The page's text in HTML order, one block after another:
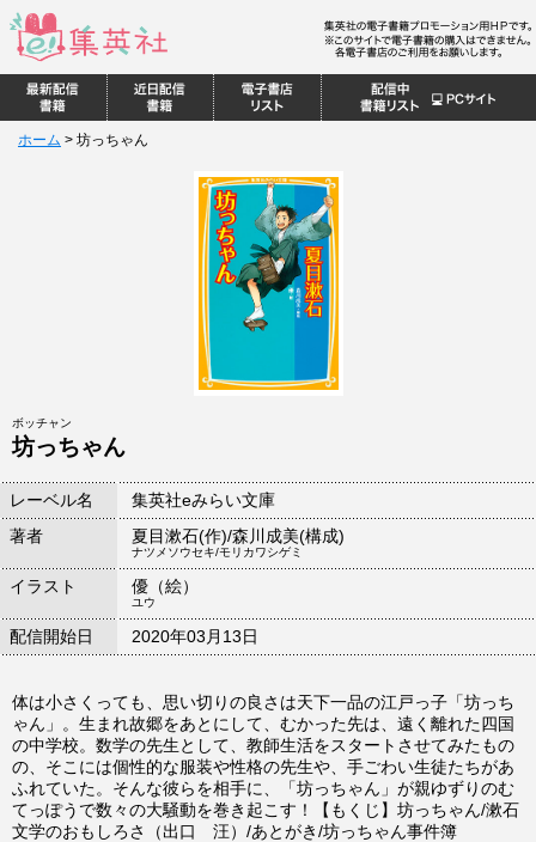
ホーム > 坊っちゃん
ボッチャン
坊っちゃん
レーベル名
集英社eみらい文庫
著者
夏目漱石(作)/森川成美(構成)
ナツメソウセキ/モリカワシゲミ
イラスト 優（絵）
ユウ
配信開始日 2020年03月13日
体は小さくっても、思い切りの良さは天下一品の江戸っ子「坊っち
ゃん」。生まれ故郷をあとにして、むかった先は、遠く離れた四国
の中学校。数学の先生として、教師生活をスタートさせてみたもの
の、そこには個性的な服装や性格の先生や、手ごわい生徒たちがあ
ふれていた。そんな彼らを相手に、「坊っちゃん」が親ゆずりのむ
てっぽうで数々の大騒動を巻き起こす！【もくじ】坊っちゃん/漱石
文学のおもしろさ（出口 汪）/あとがき/坊っちゃん事件簿